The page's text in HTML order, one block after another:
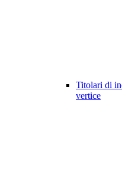
Titolari di
vertice